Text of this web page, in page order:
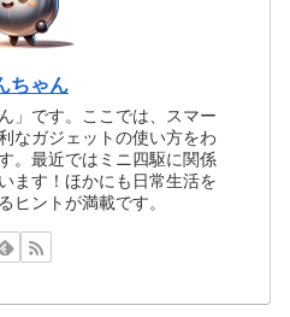
ちゃん
」です。ここでは、スマー
なガジェットの使い方をわ
。最近ではミニ四駆に関係
ます！ほかにも日常生活を
ヒントが満載です。